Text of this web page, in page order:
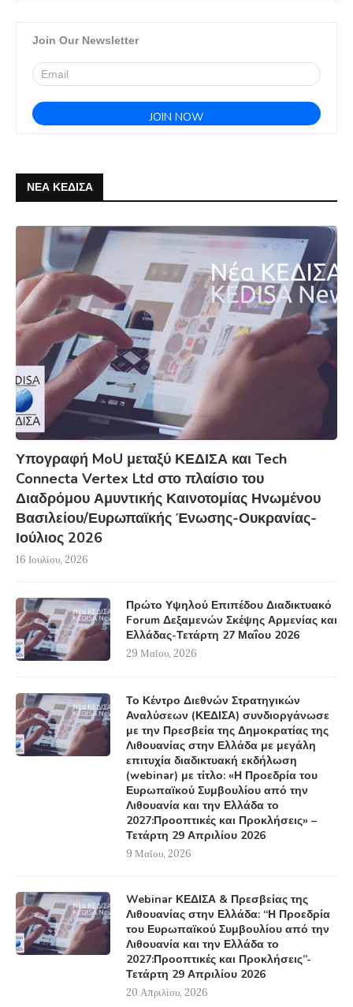
Join Our Newsletter
ΝΕΑ ΚΕΔΙΣΑ
Υπογραφή MoU μεταξύ ΚΕΔΙΣΑ και Tech
Connecta Vertex Ltd στο πλαίσιο του
Διαδρόμου Αμυντικής Καινοτομίας Ηνωμένου
Βασιλείου/Ευρωπαϊκής Ένωσης-Ουκρανίας-
Ιούλιος 2026
16 Ιουλίου, 2026
Πρώτο Υψηλού Επιπέδου Διαδικτυακό
Forum Δεξαμενών Σκέψης Αρμενίας και
Ελλάδας-Τετάρτη 27 Μαΐου 2026
29 Μαΐου, 2026
Το Κέντρο Διεθνών Στρατηγικών
Αναλύσεων (ΚΕΔΙΣΑ) συνδιοργάνωσε
με την Πρεσβεία της Δημοκρατίας της
Λιθουανίας στην Ελλάδα με μεγάλη
επιτυχία διαδικτυακή εκδήλωση
(webinar) με τίτλο: «Η Προεδρία του
Ευρωπαϊκού Συμβουλίου από την
Λιθουανία και την Ελλάδα το
2027:Προοπτικές και Προκλήσεις» –
Τετάρτη 29 Απριλίου 2026
9 Μαΐου, 2026
Webinar ΚΕΔΙΣΑ & Πρεσβείας της
Λιθουανίας στην Ελλάδα: “Η Προεδρία
του Ευρωπαϊκού Συμβουλίου από την
Λιθουανία και την Ελλάδα το
2027:Προοπτικές και Προκλήσεις”-
Τετάρτη 29 Απριλίου 2026
20 Απριλίου, 2026